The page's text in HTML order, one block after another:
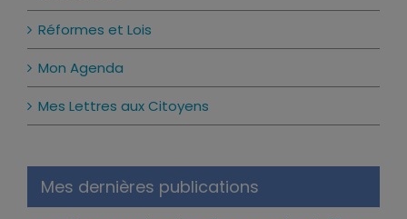
Mes Actions
Réformes et Lois
Mon Agenda
Mes Lettres aux Citoyens
Mes dernières publications